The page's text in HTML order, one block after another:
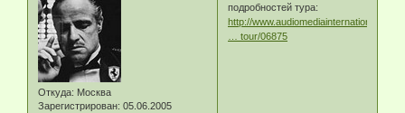
Откуда: Москва
Зарегистрирован: 05.06.2005
подробностей тура:
http://www.audiomediainternational.com/
… tour/06875